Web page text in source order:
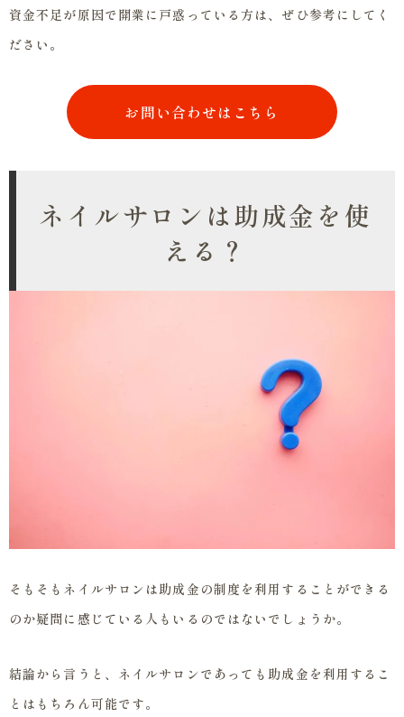
資金不足が原因で開業に戸惑っている方は、ぜひ参考にしてく
ださい。
お問い合わせはこちら
ネイルサロンは助成金を使
える？
そもそもネイルサロンは助成金の制度を利用することができる
のか疑問に感じている人もいるのではないでしょうか。
結論から言うと、ネイルサロンであっても助成金を利用するこ
とはもちろん可能です。